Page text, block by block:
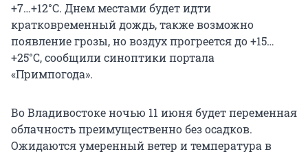
+7…+12°С. Днем местами будет идти
кратковременный дождь, также возможно
появление грозы, но воздух прогреется до +15…
+25°С, сообщили синоптики портала
«Примпогода».
Во Владивостоке ночью 11 июня будет переменная
облачность преимущественно без осадков.
Ожидаются умеренный ветер и температура в